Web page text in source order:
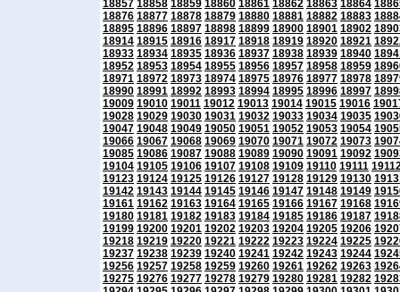
18857 18858 18859 18860 18861 18862 18863 18864
18876 18877 18878 18879 18880 18881 18882 18883
18895 18896 18897 18898 18899 18900 18901 18902
18914 18915 18916 18917 18918 18919 18920 18921
18933 18934 18935 18936 18937 18938 18939 18940
18952 18953 18954 18955 18956 18957 18958 18959
18971 18972 18973 18974 18975 18976 18977 18978
18990 18991 18992 18993 18994 18995 18996 18997
19009 19010 19011 19012 19013 19014 19015 19016
19028 19029 19030 19031 19032 19033 19034 19035
19047 19048 19049 19050 19051 19052 19053 19054
19066 19067 19068 19069 19070 19071 19072 19073
19085 19086 19087 19088 19089 19090 19091 19092
19104 19105 19106 19107 19108 19109 19110 19111
19123 19124 19125 19126 19127 19128 19129 19130
19142 19143 19144 19145 19146 19147 19148 19149
19161 19162 19163 19164 19165 19166 19167 19168
19180 19181 19182 19183 19184 19185 19186 19187
19199 19200 19201 19202 19203 19204 19205 19206
19218 19219 19220 19221 19222 19223 19224 19225
19237 19238 19239 19240 19241 19242 19243 19244
19256 19257 19258 19259 19260 19261 19262 19263
19275 19276 19277 19278 19279 19280 19281 19282